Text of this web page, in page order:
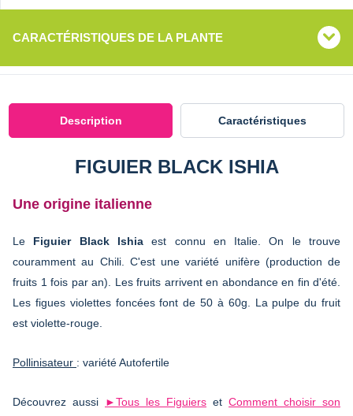
CARACTÉRISTIQUES DE LA PLANTE
Description Caractéristiques
FIGUIER BLACK ISHIA
Une origine italienne
Le Figuier Black Ishiaest connu en Italie. On le trouve
couramment au Chili. C'est une variété unifère (production de
fruits 1 fois par an). Les fruits arrivent en abondance en fin d'été.
Les figues violettes foncées font de 50 à 60g. La pulpe du fruit
est violette-rouge.
Pollinisateur : variété Autofertile
Découvrez aussi ►Tous les Figuiers et Comment choisir son